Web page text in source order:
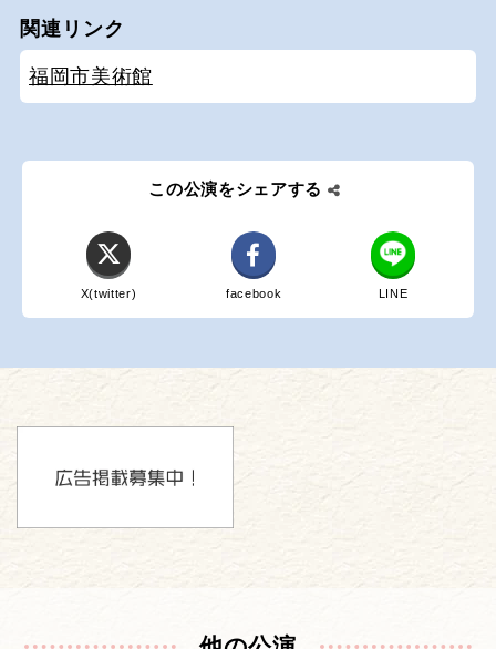
関連リンク
福岡市美術館
この公演をシェアする
X(twitter) facebook LINE